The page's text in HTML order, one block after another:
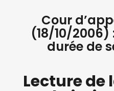
Cour
(18/10/2006)
durée de
Lecture de